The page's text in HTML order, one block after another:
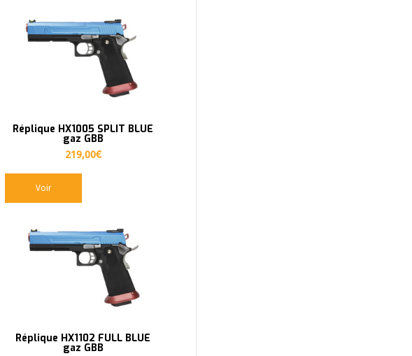
Réplique HX1005 SPLIT BLUE
gaz GBB
219,00€
Voir
Réplique HX1102 FULL BLUE
gaz GBB